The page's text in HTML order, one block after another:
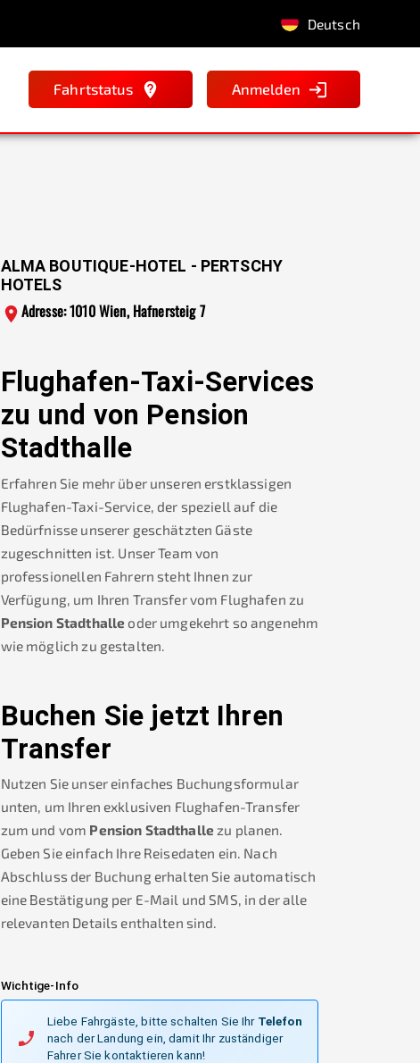
Deutsch
Fahrtstatus Anmelden
ALMA BOUTIQUE-HOTEL - PERTSCHY
HOTELS
Adresse: 1010 Wien, Hafnersteig 7
Flughafen-Taxi-Services
zu und von Pension
Stadthalle
Erfahren Sie mehr über unseren erstklassigen
Flughafen-Taxi-Service, der speziell auf die
Bedürfnisse unserer geschätzten Gäste
zugeschnitten ist. Unser Team von
professionellen Fahrern steht Ihnen zur
Verfügung, um Ihren Transfer vom Flughafen zu
Pension Stadthalle oder umgekehrt so angenehm
wie möglich zu gestalten.
Buchen Sie jetzt Ihren
Transfer
Nutzen Sie unser einfaches Buchungsformular
unten, um Ihren exklusiven Flughafen-Transfer
zum und vom Pension Stadthalle zu planen.
Geben Sie einfach Ihre Reisedaten ein. Nach
Abschluss der Buchung erhalten Sie automatisch
eine Bestätigung per E-Mail und SMS, in der alle
relevanten Details enthalten sind.
Wichtige-Info
Liebe Fahrgäste, bitte schalten Sie Ihr Telefon
nach der Landung ein, damit Ihr zuständiger
Fahrer Sie kontaktieren kann!